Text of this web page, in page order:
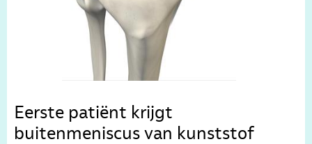
Eerste patiënt krijgt
buitenmeniscus van kunststof